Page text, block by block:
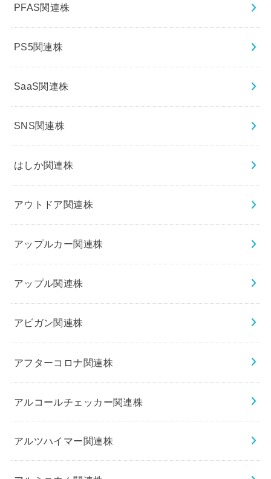
PFAS関連株
PS5関連株
SaaS関連株
SNS関連株
はしか関連株
アウトドア関連株
アップルカー関連株
アップル関連株
アビガン関連株
アフターコロナ関連株
アルコールチェッカー関連株
アルツハイマー関連株